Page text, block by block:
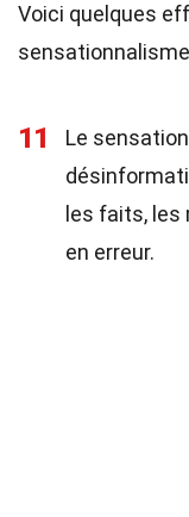
Voici quelques
11
Le
les faits, les
en erreur.